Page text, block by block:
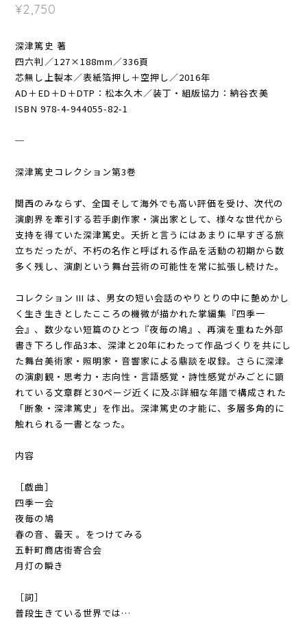
¥2,750
深津篤史 著
四六判／127×188mm／336頁
芯無し上製本／表紙箔押し＋空押し／2016年
AD＋ED＋D＋DTP：松本久木／装丁・組版協力：納谷衣美
ISBN 978-4-944055-82-1
─
深津篤史コレクション第3巻
関西のみならず、全国そして海外でも高い評価を受け、次代の
演劇界を牽引する若手劇作家・演出家として、様々な世代から
支持を得ていた深津篤史。夭折と言うにはあまりに早すぎる旅
立ちだったが、不朽の名作と呼ばれる作品を活動の初期から数
多く残し、演劇という舞台芸術の可能性を常に拡張し続けた。
コレクション III は、男女の短い会話のやりとりの中に艶めかし
く生き生きとしたこころの機微が描かれた掌編集『四季一
会』、数少ない短篇のひとつ『夜毎の鳩』、再演を重ねた外部
書き下ろし作品3本、深津と20年にわたって作品づくりを共にし
た舞台美術家・照明家・音響家による鼎談を収録。さらに深津
の演劇観・思考力・志向性・言語感覚・詩性感覚がみごとに顕
れている文章群と30ページ近くに及ぶ詳細な年譜で構成された
「断象・深津篤史」を作出。深津篤史の才能に、多層多角的に
触れられる一書となった。
内容
［戯曲］
四季一会
夜毎の鳩
春の音、曇天 。をつけてみる
五軒町商店街寄合会
月灯の瞬き
［詞］
普段生きている世界では…